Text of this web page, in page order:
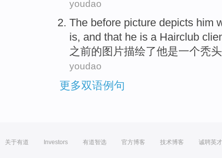
youdao
The before picture depicts him
is, and that he is a Hairclub
之前的 图片描绘了他是一个秃头
youdao
更多双语例句
关于有道 Investors 有道智选 官方博客 技术博客 诚聘英才